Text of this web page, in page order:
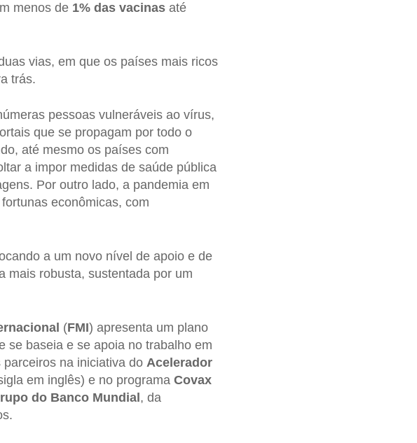
menos de 1% das vacinasaté
vias, em que os países mais ricos
trás.
pessoas vulneráveis ao vírus,
que se propagam por todo o
até mesmo os países com
a impor medidas de saúde pública
Por outro lado, a pandemia em
econômicas, com
a um novo nível de apoio e de
mais robusta, sustentada por um
(FMI) apresenta um plano
se baseia e se apoia no trabalho em
parceiros na iniciativa do Acelerador
em inglês) e no programa Covax
do Banco Mundial, da